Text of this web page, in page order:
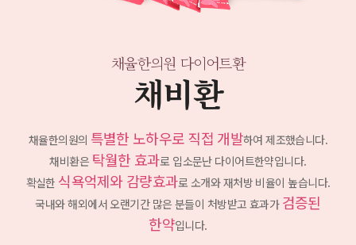
채율한의원 다이어트환
채비환
채율한의원의 특별한 노하우로 직접 개발하여 제조했습니다.
채비환은 탁월한 효과로 입소문난 다이어트한약입니다.
확실한 식욕억제와 감량효과로 소개와 재처방 비율이 높습니다.
국내와 해외에서 오랜기간 많은 분들이 처방받고 효과가 검증된
한약입니다.